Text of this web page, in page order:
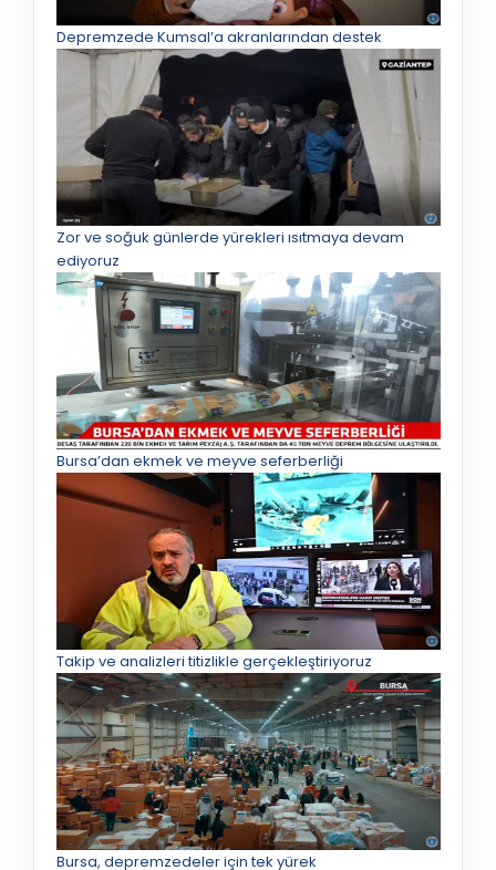
Depremzede Kumsal’a akranlarından destek
Zor ve soğuk günlerde yürekleri ısıtmaya devam
ediyoruz
Bursa’dan ekmek ve meyve seferberliği
Takip ve analizleri titizlikle gerçekleştiriyoruz
Bursa, depremzedeler için tek yürek